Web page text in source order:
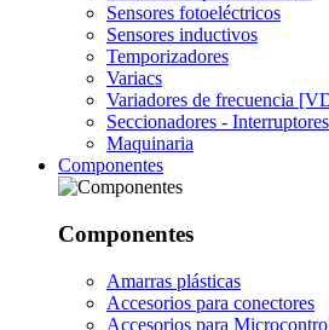
Sensores fotoeléctricos
Sensores inductivos
Temporizadores
Variacs
Variadores de frecuencia
Seccionadores - Interruptores
Maquinaria
Componentes
Componentes
Amarras plásticas
Accesorios para conectores
Accesorios para